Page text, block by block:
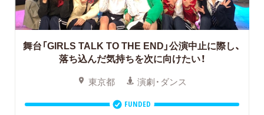
舞台「GIRLS TALK TO THE END」公演中止に際し、
落ち込んだ気持ちを次に向けたい！
東京都 演劇・ダンス
FUNDED